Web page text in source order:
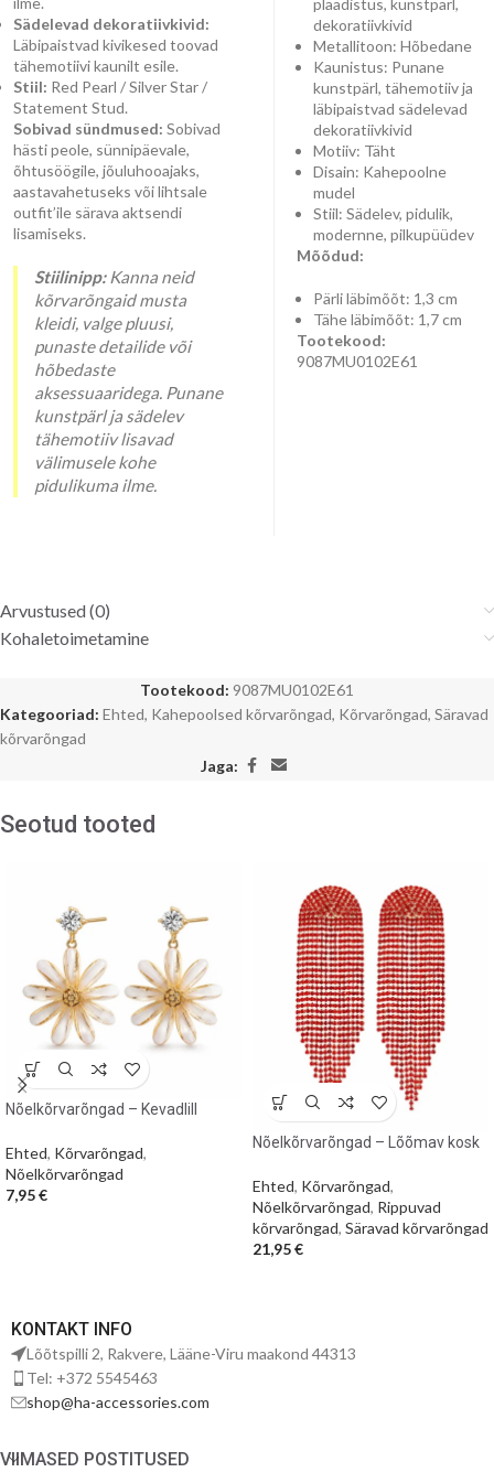
Sädelevad dekoratiivkivid:
Läbipaistvad kivikesed toovad
tähemotiivi kaunilt esile.
Stiil: Red Pearl / Silver Star /
Statement Stud.
Sobivad sündmused: Sobivad
hästi peole, sünnipäevale,
õhtusöögile, jõuluhooajaks,
aastavahetuseks või lihtsale
outfit’ile särava aktsendi
lisamiseks.
Stiilinipp:Kanna neid
kõrvarõngaid musta
kleidi, valge pluusi,
punaste detailide või
hõbedaste
aksessuaaridega. Punane
kunstpärl ja sädelev
tähemotiiv lisavad
välimusele kohe
pidulikuma ilme.
plaadistus, kunstpärl,
dekoratiivkivid
Metallitoon: Hõbedane
Kaunistus: Punane
kunstpärl, tähemotiiv ja
läbipaistvad sädelevad
dekoratiivkivid
Motiiv: Täht
Disain: Kahepoolne
mudel
Stiil: Sädelev, pidulik,
modernne, pilkupüüdev
Mõõdud:
Pärli läbimõõt: 1,3 cm
Tähe läbimõõt: 1,7 cm
Tootekood:
9087MU0102E61
Arvustused (0)
Kohaletoimetamine
Tootekood: 9087MU0102E61
Kategooriad: Ehted, Kahepoolsed kõrvarõngad, Kõrvarõngad, Säravad
kõrvarõngad
Jaga:
Seotud tooted
Nõelkõrvarõngad – Kevadlill
Ehted, Kõrvarõngad,
Nõelkõrvarõngad
7,95€
Nõelkõrvarõngad – Lõõmav kosk
Ehted, Kõrvarõngad,
Nõelkõrvarõngad, Rippuvad
kõrvarõngad, Säravad kõrvarõngad
21,95€
KONTAKT INFO
Lõõtspilli 2, Rakvere, Lääne-Viru maakond 44313
Tel: +372 5545463
shop@ha-accessories.com
VIIMASED POSTITUSED